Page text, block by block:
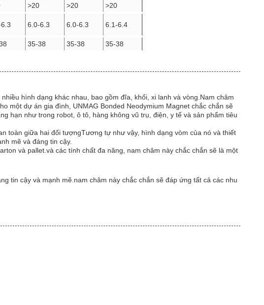
>20 >20
>20
6.0-6.3 6.0-6.3 6.1-6.4
35-38 35-38 35-38
hình dạng khác nhau, bao gồm đĩa, khối, xi lanh và vòng.Nam châm
một dự án gia đình, UNMAG Bonded Neodymium Magnet chắc chắn sẽ
hạn như trong robot, ô tô, hàng không vũ trụ, điện, y tế và sản phẩm tiêu
toàn giữa hai đối tượngTương tự như vậy, hình dạng vòm của nó và thiết
mẽ và đáng tin cậy.
và pallet.và các tính chất đa năng, nam châm này chắc chắn sẽ là một
tin cậy và mạnh mẽ.nam châm này chắc chắn sẽ đáp ứng tất cả các nhu